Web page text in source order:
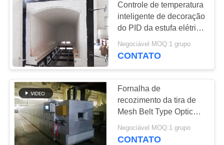
Controle de temperatura
inteligente de decoração
do PID da estufa elétrica
cerâmica da porcelana
Negociável MOQ:1 grupo
CONTATO
Fornalha de
recozimento da tira de
Mesh Belt Type Optical
Glass da elevada
precisão, °C do máximo
Negociável MOQ:1 grupo
CONTATO